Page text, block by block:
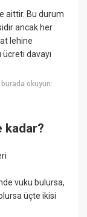
aittir. Bu durum
ancak her
lehine
davayı
burada okuyun:
kadar?
vuku bulursa,
üçte ikisi